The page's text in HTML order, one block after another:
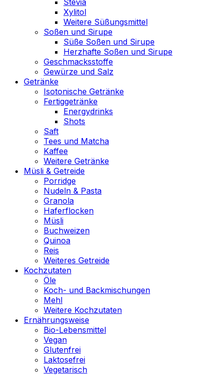
Xylitol
Weitere Süßungsmittel
Soßen und Sirupe
Süße Soßen und Sirupe
Herzhafte Soßen und Sirupe
Geschmacksstoffe
Gewürze und Salz
Getränke
Isotonische Getränke
Fertiggetränke
Energydrinks
Shots
Saft
Tees und Matcha
Kaffee
Weitere Getränke
Müsli & Getreide
Porridge
Nudeln & Pasta
Granola
Haferflocken
Müsli
Buchweizen
Quinoa
Reis
Weiteres Getreide
Kochzutaten
Öle
Koch- und Backmischungen
Mehl
Weitere Kochzutaten
Ernährungsweise
Bio-Lebensmittel
Vegan
Glutenfrei
Laktosefrei
Vegetarisch